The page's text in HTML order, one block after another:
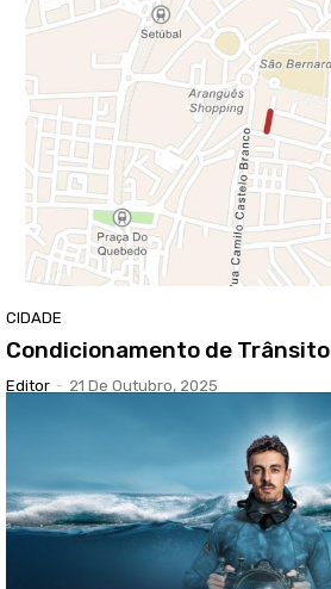
CIDADE
Condicionamento de Trânsito
Editor - 21 De Outubro, 2025